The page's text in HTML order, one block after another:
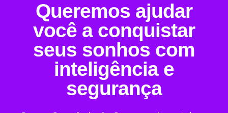
Queremos ajudar
você a conquistar
seus sonhos com
inteligência e
segurança